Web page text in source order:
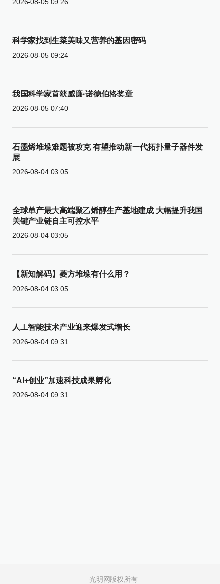
2026-08-05 09:26
科学家找到生菜美味又营养的基因密码
2026-08-05 09:24
我国科学家首获威廉·诺德伯格奖章
2026-08-05 07:40
石墨烯堆垛难题被攻克 有望推动新一代拓扑量子器件发
展
2026-08-04 03:05
全球单产最大高端聚乙烯醇生产基地建成 大幅提升我国
关键产业链自主可控水平
2026-08-04 03:05
【新知解码】菱方堆垛有什么用？
2026-08-04 03:05
人工智能技术产业迎来爆发式增长
2026-08-04 09:31
“AI+创业”加速科技成果孵化
2026-08-04 09:31
光明网版权所有